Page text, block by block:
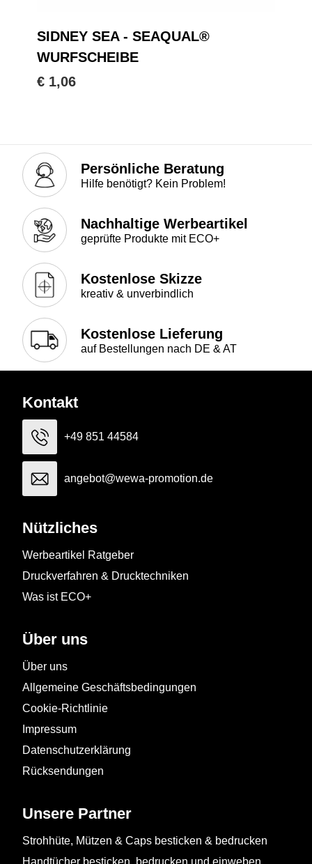
SIDNEY SEA - SEAQUAL®
WURFSCHEIBE
€ 1,06
Persönliche Beratung
Hilfe benötigt? Kein Problem!
Nachhaltige Werbeartikel
geprüfte Produkte mit ECO+
Kostenlose Skizze
kreativ & unverbindlich
Kostenlose Lieferung
auf Bestellungen nach DE & AT
Kontakt
+49 851 44584
angebot@wewa-promotion.de
Nützliches
Werbeartikel Ratgeber
Druckverfahren & Drucktechniken
Was ist ECO+
Über uns
Über uns
Allgemeine Geschäftsbedingungen
Cookie-Richtlinie
Impressum
Datenschutzerklärung
Rücksendungen
Unsere Partner
Strohhüte, Mützen & Caps besticken & bedrucken